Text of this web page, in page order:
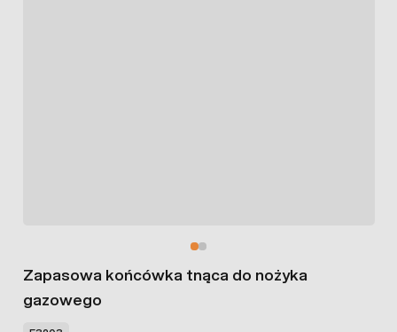
Zapasowa końcówka tnąca do nożyka
gazowego